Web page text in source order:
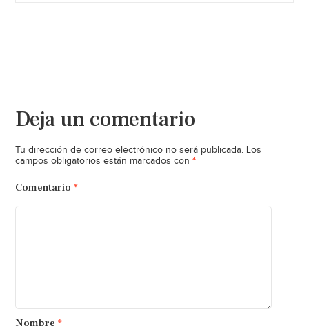
Deja un comentario
Tu dirección de correo electrónico no será publicada. Los
campos obligatorios están marcados con *
Comentario *
Nombre *